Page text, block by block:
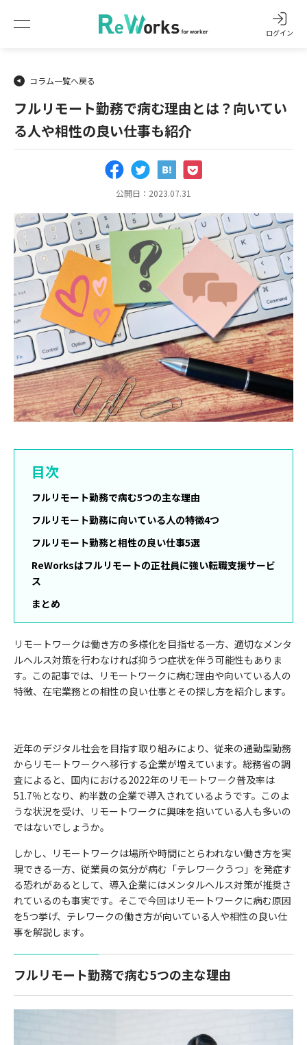
ログイン
コラム一覧へ戻る
フルリモート勤務で病む理由とは？向いてい
る人や相性の良い仕事も紹介
公開日：2023.07.31
目次
フルリモート勤務で病む5つの主な理由
フルリモート勤務に向いている人の特徴4つ
フルリモート勤務と相性の良い仕事5選
ReWorksはフルリモートの正社員に強い転職支援サービ
ス
まとめ
リモートワークは働き方の多様化を目指せる一方、適切なメンタ
ルヘルス対策を行わなければ抑うつ症状を伴う可能性もありま
す。この記事では、リモートワークに病む理由や向いている人の
特徴、在宅業務との相性の良い仕事とその探し方を紹介します。
近年のデジタル社会を目指す取り組みにより、従来の通勤型勤務
からリモートワークへ移行する企業が増えています。総務省の調
査によると、国内における2022年のリモートワーク普及率は
51.7％となり、約半数の企業で導入されているようです。このよ
うな状況を受け、リモートワークに興味を抱いている人も多いの
ではないでしょうか。
しかし、リモートワークは場所や時間にとらわれない働き方を実
現できる一方、従業員の気分が病む「テレワークうつ」を発症す
る恐れがあるとして、導入企業にはメンタルヘルス対策が推奨さ
れているのも事実です。そこで今回はリモートワークに病む原因
を5つ挙げ、テレワークの働き方が向いている人や相性の良い仕
事を解説します。
フルリモート勤務で病む5つの主な理由